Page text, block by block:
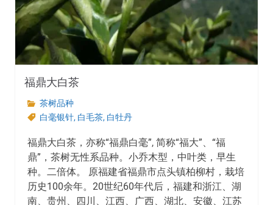
福鼎大白茶
茶树品种
白毫银针, 白毛茶, 白牡丹
福鼎大白茶，亦称“福鼎白毫”, 简称“福大”、“福
鼎”，茶树无性系品种。小乔木型，中叶类，早生
种。二倍体。 原福建省福鼎市点头镇柏柳村，栽培
历史100余年。20世纪60年代后，福建和浙江、湖
南、贵州、四川、江西、广西、湖北、安徽、江苏